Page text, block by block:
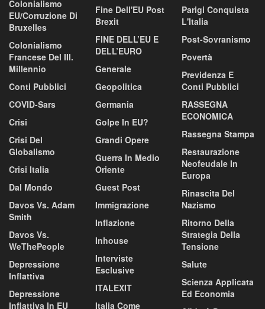
Colonialismo
EU/corruzione Di
Bruxelles
Colonialismo
Francese Del III.
Millennio
Conti Pubblici
COVID-Sars
Crisi
Crisi Del
Globalismo
Crisi Italia
Dal Mondo
Davos Vs. Adam
Smith
Davos Vs.
WeThePeople
Depressione
Inflattiva
Depressione
Inflattiva In EU
Fine Dell'EU Post
Brexit
FINE DELL’EU E
DELL’EURO
Generale
Geopolitica
Germania
Golpe In EU?
Grandi Opere
Guerra In Medio
Oriente
Guest Post
Immigrazione
Inflazione
Inhouse
Interviste
Esclusive
ITALEXIT
Italia Come
Parigi Conquista
L'Italia
Post-Sovranismo
Povertà
Previdenza E
Conti Pubblici
RASSEGNA
ECONOMICA
Rassegna Stampa
Restaurazione
Neofeudale In
Europa
Rinascita Del
Nazismo
Ritorno Della
Strategia Della
Tensione
Salute
Scienza Applicata
Ed Economia